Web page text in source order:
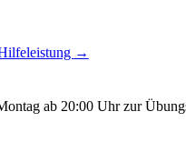
→
ab 20:00 Uhr zur